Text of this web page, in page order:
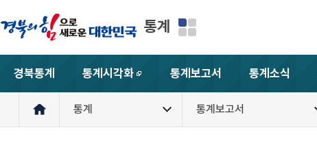
통계
경북통계
통계시각화
새창
통계보고서 통계소식
통계 통계보고서